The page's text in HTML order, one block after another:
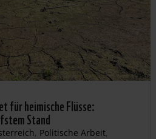
für heimische Flüsse:
Stand
, Politische Arbeit,